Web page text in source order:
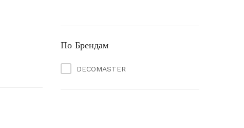
По Брендам
DECOMASTER